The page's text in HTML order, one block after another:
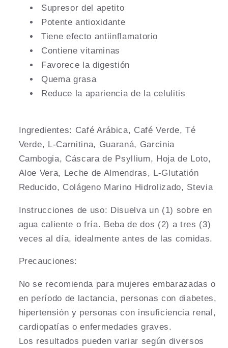
Supresor del apetito
Potente antioxidante
Tiene efecto antiinflamatorio
Contiene vitaminas
Favorece la digestión
Quema grasa
Reduce la apariencia de la celulitis
Ingredientes: Café Arábica, Café Verde, Té
Verde, L-Carnitina, Guaraná, Garcinia
Cambogia, Cáscara de Psyllium, Hoja de Loto,
Aloe Vera, Leche de Almendras, L-Glutatión
Reducido, Colágeno Marino Hidrolizado, Stevia
Instrucciones de uso: Disuelva un (1) sobre en
agua caliente o fría. Beba de dos (2) a tres (3)
veces al día, idealmente antes de las comidas.
Precauciones:
No se recomienda para mujeres embarazadas o
en período de lactancia, personas con diabetes,
hipertensión y personas con insuficiencia renal,
cardiopatías o enfermedades graves.
Los resultados pueden variar según diversos